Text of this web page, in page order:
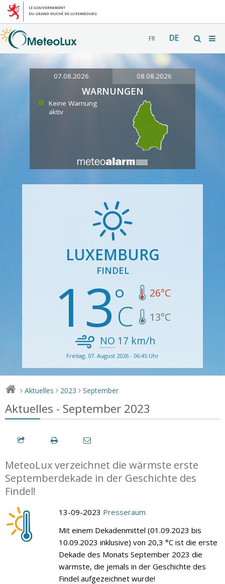
FR DE
07.08.2026 08.08.2026
WARNUNGEN
Keine Warnung
aktiv
LUXEMBURG
FINDEL
13 26°C
13°C
NO 17 km/h
Freitag, 07. August 2026 - 06:45 Uhr
> Aktuelles > 2023 > September
Aktuelles - September 2023
MeteoLux verzeichnet die wärmste erste
Septemberdekade in der Geschichte des
Findel!
13-09-2023 Presseraum
Mit einem Dekadenmittel (01.09.2023 bis
10.09.2023 inklusive) von 20,3 °C ist die erste
Dekade des Monats September 2023 die
wärmste, die jemals in der Geschichte des
Findel aufgezeichnet wurde!